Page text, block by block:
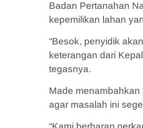
Badan Pertanahan
kepemilikan lahan
“Besok, penyidik
keterangan dari
tegasnya.
Made
agar masalah ini